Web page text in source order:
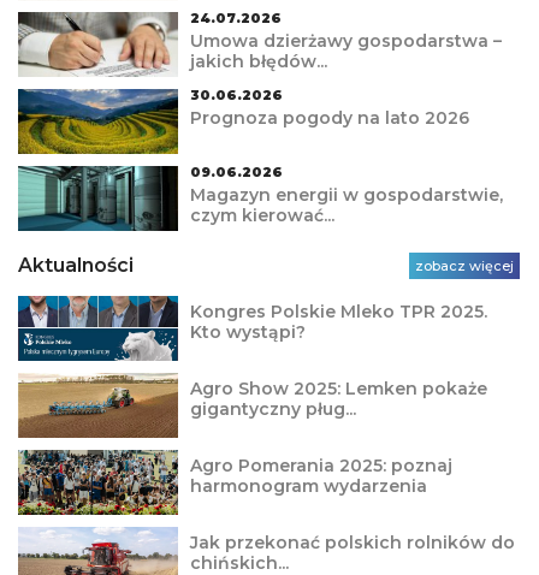
24.07.2026
Umowa dzierżawy gospodarstwa –
jakich błędów...
30.06.2026
Prognoza pogody na lato 2026
09.06.2026
Magazyn energii w gospodarstwie,
czym kierować...
Aktualności zobacz więcej
Kongres Polskie Mleko TPR 2025.
Kto wystąpi?
Agro Show 2025: Lemken pokaże
gigantyczny pług...
Agro Pomerania 2025: poznaj
harmonogram wydarzenia
Jak przekonać polskich rolników do
chińskich...